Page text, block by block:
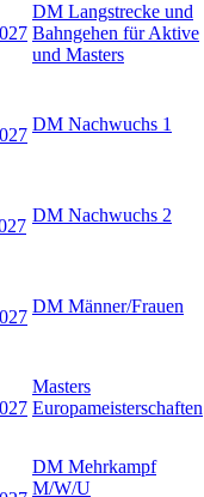
DM Langstrecke und
Bahngehen für Aktive
und Masters
DM Nachwuchs 1
DM Nachwuchs 2
DM Männer/Frauen
Masters
Europameisterschaften
DM Mehrkampf
M/W/U